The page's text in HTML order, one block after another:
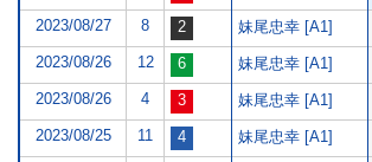
2023/08/27 8 妹尾忠幸 [A1]
2023/08/26 12 妹尾忠幸 [A1]
2023/08/26 4 妹尾忠幸 [A1]
2023/08/25 11 妹尾忠幸 [A1]